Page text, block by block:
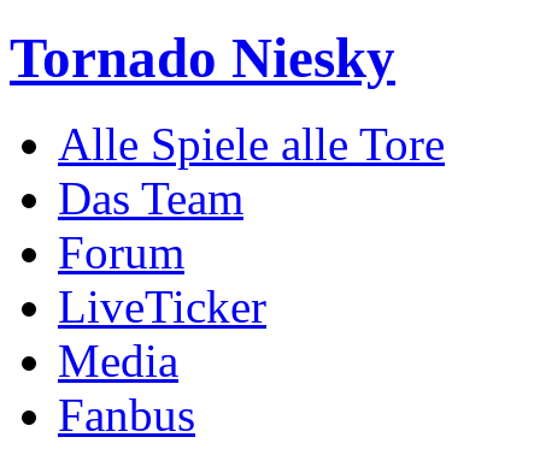
Tornado Niesky
Alle Spiele alle Tore
Das Team
Forum
LiveTicker
Media
Fanbus